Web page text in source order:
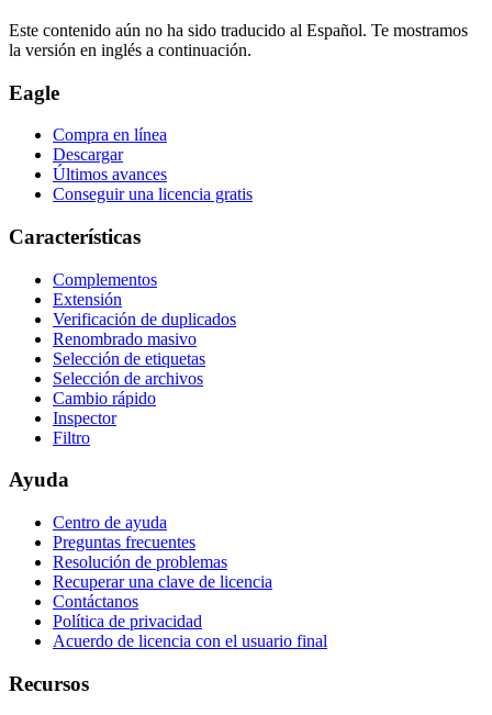
Este contenido aún no ha sido traducido al Español. Te mostramos
la versión en inglés a continuación.
Eagle
Compra en línea
Descargar
Últimos avances
Conseguir una licencia gratis
Características
Complementos
Extensión
Verificación de duplicados
Renombrado masivo
Selección de etiquetas
Selección de archivos
Cambio rápido
Inspector
Filtro
Ayuda
Centro de ayuda
Preguntas frecuentes
Resolución de problemas
Recuperar una clave de licencia
Contáctanos
Política de privacidad
Acuerdo de licencia con el usuario final
Recursos